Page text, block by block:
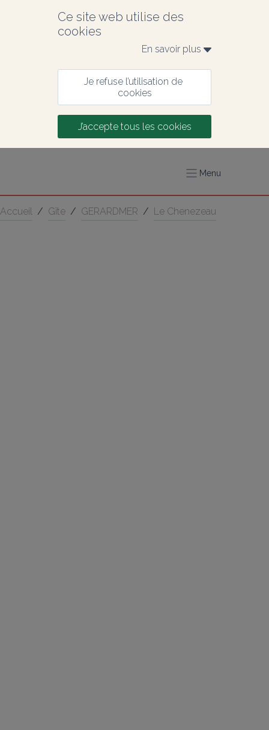
Ce site web utilise des
cookies
En savoir plus
Je refuse l’utilisation de
cookies
J’accepte tous les cookies
Menu
Accueil / Gîte / GERARDMER / Le Chenezeau